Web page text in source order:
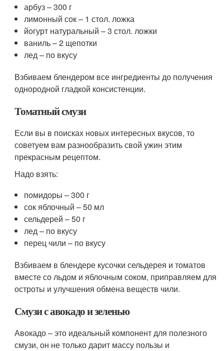
арбуз – 300 г
лимонный сок – 1 стол. ложка
йогурт натуральный – 3 стол. ложки
ваниль – 2 щепотки
лед – по вкусу
Взбиваем блендером все ингредиенты до получения
однородной гладкой консистенции.
Томатный смузи
Если вы в поисках новых интересных вкусов, то
советуем вам разнообразить свой ужин этим
прекрасным рецептом.
Надо взять:
помидоры – 300 г
сок яблочный – 50 мл
сельдерей – 50 г
лед – по вкусу
перец чили – по вкусу
Взбиваем в блендере кусочки сельдерея и томатов
вместе со льдом и яблочным соком, приправляем для
остроты и улучшения обмена веществ чили.
Смузи с авокадо и зеленью
Авокадо – это идеальный компонент для полезного
смузи, он не только дарит массу пользы и